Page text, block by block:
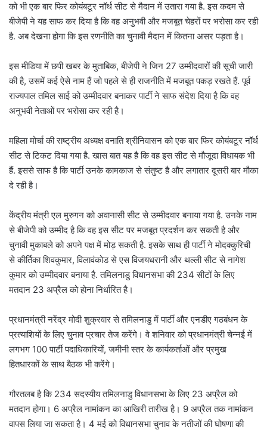
को भी एक बार फिर कोयंबटूर नॉर्थ सीट से मैदान में उतारा गया है. इस कदम से
बीजेपी ने यह साफ कर दिया है कि वह अनुभवी और मजबूत चेहरों पर भरोसा कर रही
है. अब देखना होगा कि इस रणनीति का चुनावी मैदान में कितना असर पड़ता है।
इस मीडिया में छपी खबर के मुताबिक, बीजेपी ने जिन 27 उम्मीदवारों की सूची जारी
की है, उसमें कई ऐसे नाम हैं जो पहले से ही राजनीति में मजबूत पकड़ रखते हैं. पूर्व
राज्यपाल तमिल साई को उम्मीदवार बनाकर पार्टी ने साफ संदेश दिया है कि वह
अनुभवी नेताओं पर भरोसा कर रही है।
महिला मोर्चा की राष्ट्रीय अध्यक्ष वनाति श्रीनिवासन को एक बार फिर कोयंबटूर नॉर्थ
सीट से टिकट दिया गया है. खास बात यह है कि वह इस सीट से मौजूदा विधायक भी
हैं. इससे साफ है कि पार्टी उनके कामकाज से संतुष्ट है और लगातार दूसरी बार मौका
दे रही है।
केंद्रीय मंत्री एल मुरुगन को अवानासी सीट से उम्मीदवार बनाया गया है. उनके नाम
से बीजेपी को उम्मीद है कि वह इस सीट पर मजबूत प्रदर्शन कर सकती है और
चुनावी मुकाबले को अपने पक्ष में मोड़ सकती है. इसके साथ ही पार्टी ने मोदक्कुरिची
से कीर्तिका शिवकुमार, विलावंकोड से एस विजयधरानी और थल्ली सीट से नागेश
कुमार को उम्मीदवार बनाया है. तमिलनाडु विधानसभा की 234 सीटों के लिए
मतदान 23 अप्रैल को होना निर्धारित है।
प्रधानमंत्री नरेंद्र मोदी शुक्रवार से तमिलनाडु में पार्टी और एनडीए गठबंधन के
प्रत्याशियों के लिए चुनाव प्रचार तेज करेंगे। वे शनिवार को प्रधानमंत्री चेन्नई में
लगभग 100 पार्टी पदाधिकारियों, जमीनी स्तर के कार्यकर्ताओं और प्रमुख
हितधारकों के साथ बैठक भी करेंगे।
गौरतलब है कि 234 सदस्यीय तमिलनाडु विधानसभा के लिए 23 अप्रैल को
मतदान होगा। 6 अप्रैल नामांकन का आखिरी तारीख है। 9 अप्रैल तक नामांकन
वापस लिया जा सकता है। 4 मई को विधानसभा चुनाव के नतीजों की घोषणा की